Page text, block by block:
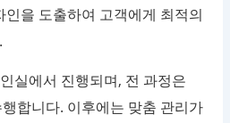
을 도출하여 고객에게 최적의
실에서 진행되며, 전 과정은
합니다. 이후에는 맞춤 관리가